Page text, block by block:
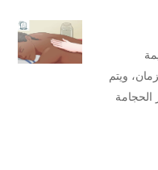
ويتم
الحجامة